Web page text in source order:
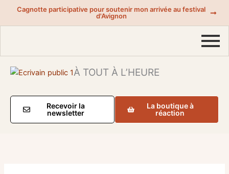
Cagnotte participative pour soutenir mon arrivée au festival
d'Avignon
À TOUT À L’HEURE
La boutique à
réaction
Recevoir la
newsletter